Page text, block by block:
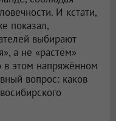
И кстати,
показал,
выбирают
а не «растём»
этом напряжённом
вопрос: каков